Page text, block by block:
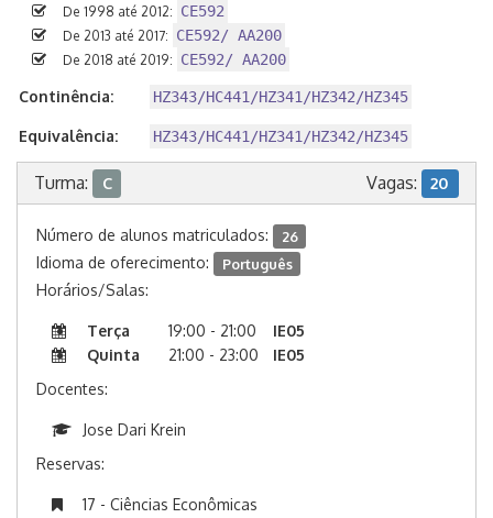
De 1998 até 2012: CE592
De 2013 até 2017: CE592/ AA200
De 2018 até 2019: CE592/ AA200
Continência: HZ343/HC441/HZ341/HZ342/HZ345
Equivalência: HZ343/HC441/HZ341/HZ342/HZ345
Turma: C Vagas: 20
Número de alunos matriculados: 26
Idioma de oferecimento: Português
Horários/Salas:
Terça 19:00 - 21:00
IE05
Quinta
21:00 - 23:00
IE05
Docentes:
Jose Dari Krein
Reservas:
17 - Ciências Econômicas